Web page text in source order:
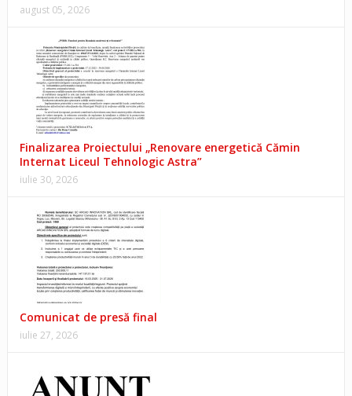
august 05, 2026
Finalizarea Proiectului „Renovare energetică Cămin
Internat Liceul Tehnologic Astra”
iulie 30, 2026
Comunicat de presă final
iulie 27, 2026